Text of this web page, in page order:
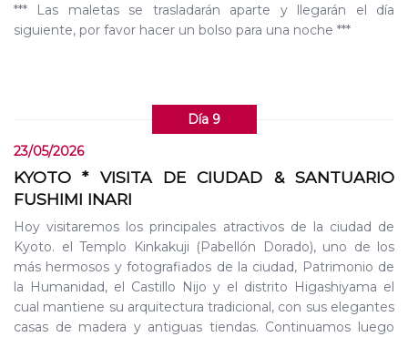
*** Las maletas se trasladarán aparte y llegarán el día
siguiente, por favor hacer un bolso para una noche ***
Día 9
23/05/2026
KYOTO * VISITA DE CIUDAD & SANTUARIO
FUSHIMI INARI
Hoy visitaremos los principales atractivos de la ciudad de
Kyoto. el Templo Kinkakuji (Pabellón Dorado), uno de los
más hermosos y fotografiados de la ciudad, Patrimonio de
la Humanidad, el Castillo Nijo y el distrito Higashiyama el
cual mantiene su arquitectura tradicional, con sus elegantes
casas de madera y antiguas tiendas. Continuamos luego